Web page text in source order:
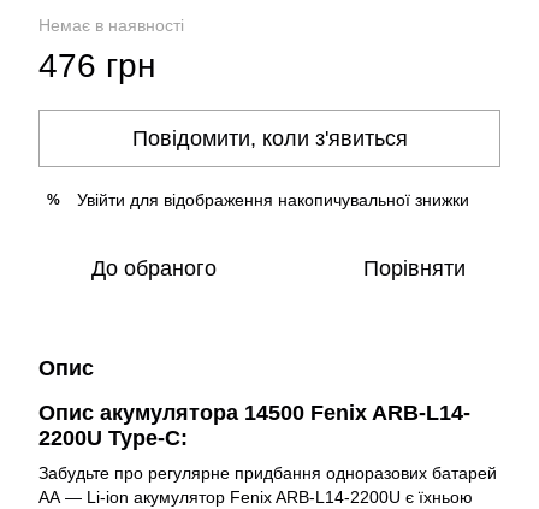
Немає в наявності
476 грн
Повідомити, коли з'явиться
% Увійти для відображення накопичувальної знижки
До обраного Порівняти
Опис
Опис акумулятора 14500 Fenix ARB-L14-
2200U Type-C:
Забудьте про регулярне придбання одноразових батарей
АА — Li-ion акумулятор Fenix ARB-L14-2200U є їхньою